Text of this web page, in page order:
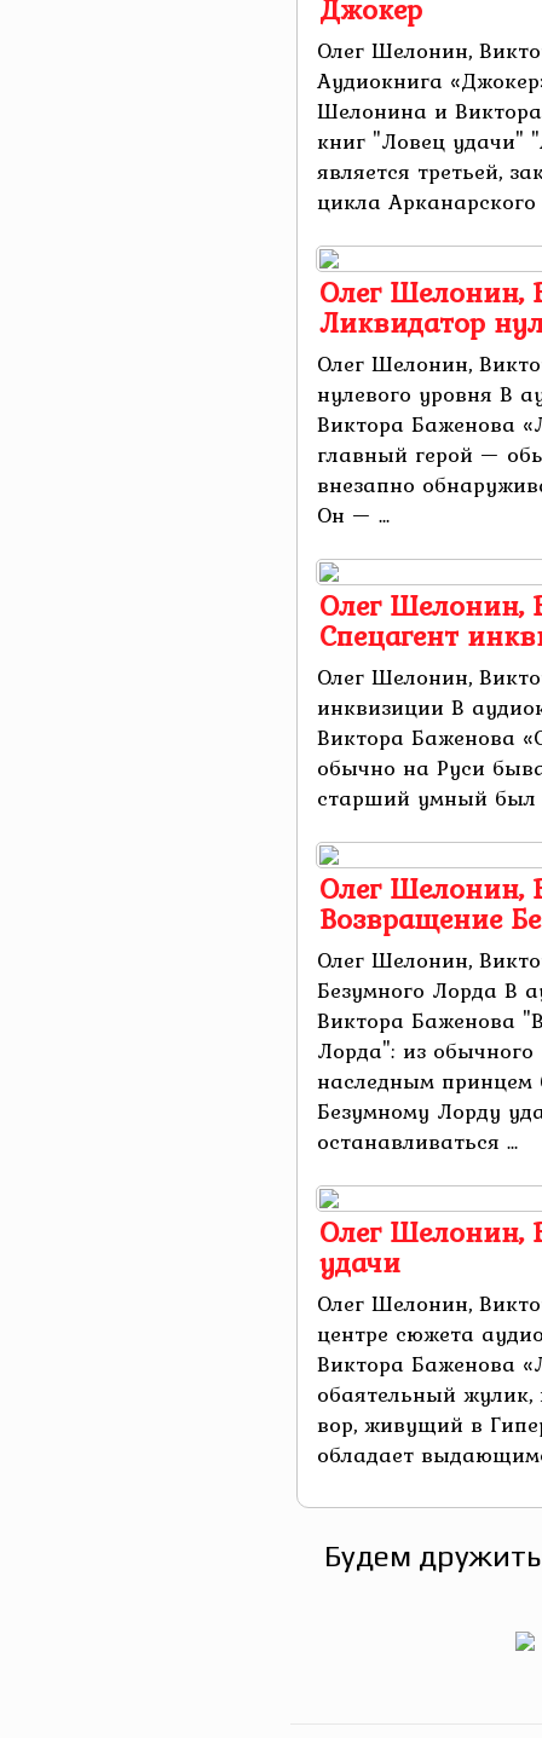
Джокер
Олег Шелонин,
Аудиокнига
Шелонина и
книг "Ловец удачи"
является третьей,
цикла
Олег Шелонин,
Ликвидатор
Олег Шелонин,
нулевого уровня В
Виктора Баженова
главный герой —
внезапно
Он — ...
Олег Шелонин,
Спецагент
Олег Шелонин,
инквизиции В
Виктора Баженова
обычно на Руси
старший умный был
Олег Шелонин,
Возвращение
Олег Шелонин,
Безумного Лорда В
Виктора Баженова
Лорда": из обычного
наследным принцем
Безумному Лорду
останавливаться ...
Олег Шелонин,
удачи
Олег Шелонин,
центре сюжета
Виктора Баженова
обаятельный
вор, живущий в
обладает
Будем